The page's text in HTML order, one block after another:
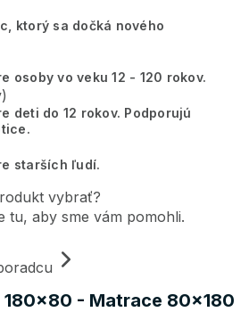
180x80 - Matrace 80x180
ktorý sa dočká nového
osoby vo veku 12 - 120 rokov.
deti do 12 rokov. Podporujú
starších ľudí.
vybrať?
tu, aby sme vám pomohli.